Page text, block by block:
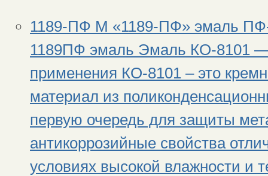
1189-ПФ М «1189-ПФ» эмаль
1189ПФ эмаль Эмаль КО-8101 —
применения КО-8101 – это
материал из
первую очередь для защиты
антикоррозийные свойства
условиях высокой влажности и